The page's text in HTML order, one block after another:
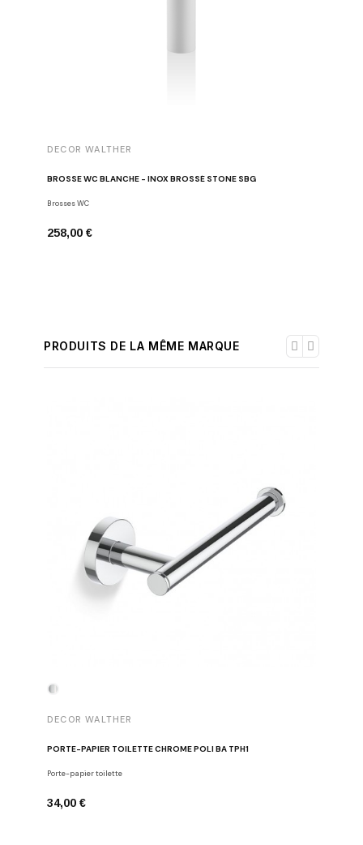
DECOR WALTHER
BROSSE WC BLANCHE - INOX BROSSÉ STONE SBG
Brosses WC
258,00 €
PRODUITS DE LA MÊME MARQUE
DECOR WALTHER
PORTE-PAPIER TOILETTE CHROME POLI BA TPH1
Porte-papier toilette
34,00 €